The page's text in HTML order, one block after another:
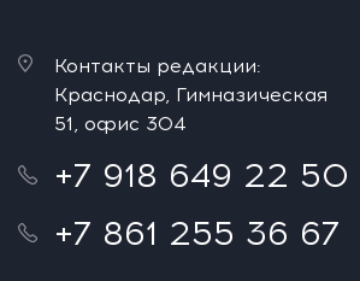
Контакты редакции:
Краснодар, Гимназическая
51, офис 304
+7 918 649 22 50
+7 861 255 36 67